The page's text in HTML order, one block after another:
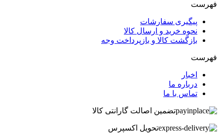
فهرست
پیگیری سفارشات
نحوه خرید و ارسال کالا
بازگشت کالا و بازپرداخت وجه
فهرست
اخبار
درباره ما
تماس با ما
تضمین اصالت گارانتی کالا
تحویل اکسپرس